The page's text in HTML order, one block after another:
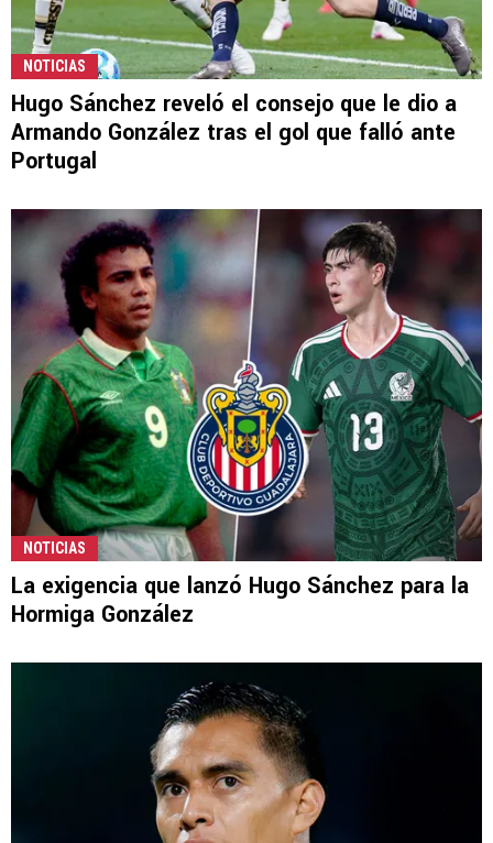
NOTICIAS
Hugo Sánchez reveló el consejo que le dio a
Armando González tras el gol que falló ante
Portugal
NOTICIAS
La exigencia que lanzó Hugo Sánchez para la
Hormiga González